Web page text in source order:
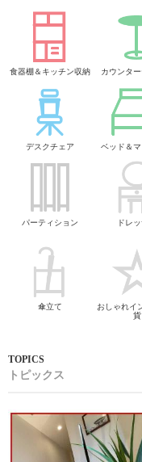
食器棚＆キッチン収納 カウンタ
デスクチェア ベッド＆
パーティション ドレ
傘立て
おしゃれイ
貨
トピックス